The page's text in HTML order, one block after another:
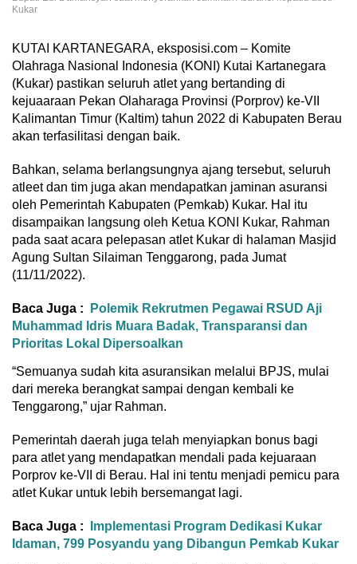
Kukar
KUTAI KARTANEGARA, eksposisi.com – Komite
Olahraga Nasional Indonesia (KONI) Kutai Kartanegara
(Kukar) pastikan seluruh atlet yang bertanding di
kejuaaraan Pekan Olaharaga Provinsi (Porprov) ke-VII
Kalimantan Timur (Kaltim) tahun 2022 di Kabupaten Berau
akan terfasilitasi dengan baik.
Bahkan, selama berlangsungnya ajang tersebut, seluruh
atleet dan tim juga akan mendapatkan jaminan asuransi
oleh Pemerintah Kabupaten (Pemkab) Kukar. Hal itu
disampaikan langsung oleh Ketua KONI Kukar, Rahman
pada saat acara pelepasan atlet Kukar di halaman Masjid
Agung Sultan Silaiman Tenggarong, pada Jumat
(11/11/2022).
Baca Juga :
Polemik Rekrutmen Pegawai RSUD Aji
Muhammad Idris Muara Badak, Transparansi dan
Prioritas Lokal Dipersoalkan
“Semuanya sudah kita asuransikan melalui BPJS, mulai
dari mereka berangkat sampai dengan kembali ke
Tenggarong,” ujar Rahman.
Pemerintah daerah juga telah menyiapkan bonus bagi
para atlet yang mendapatkan mendali pada kejuaraan
Porprov ke-VII di Berau. Hal ini tentu menjadi pemicu para
atlet Kukar untuk lebih bersemangat lagi.
Baca Juga :
Implementasi Program Dedikasi Kukar
Idaman, 799 Posyandu yang Dibangun Pemkab Kukar